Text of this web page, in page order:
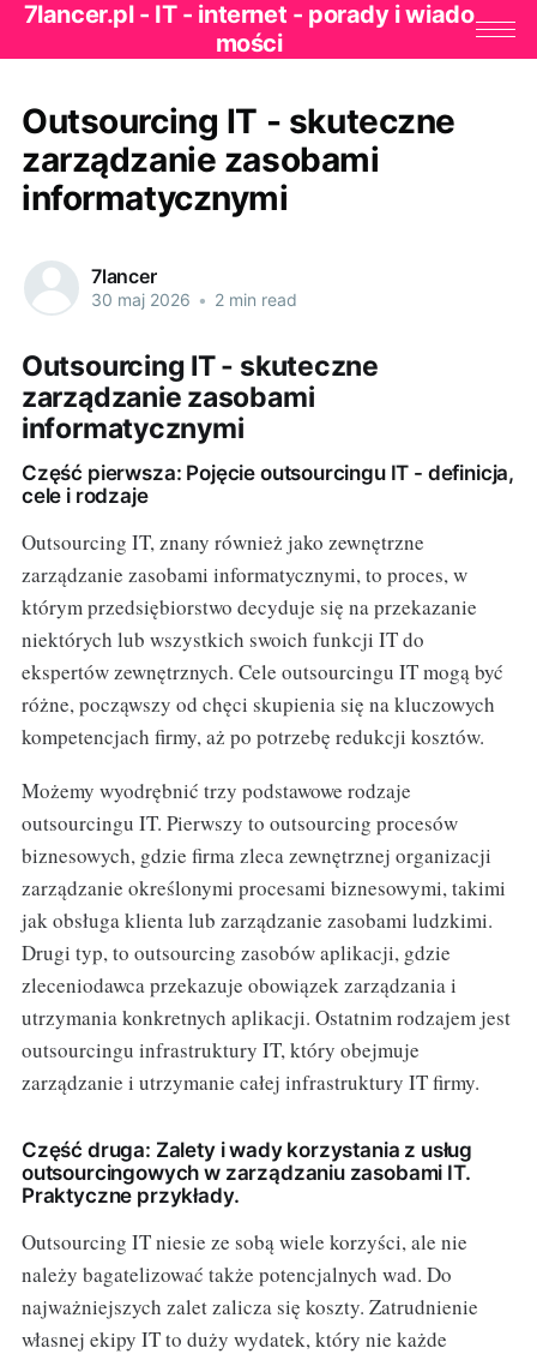
7lancer.pl - IT - internet - porady i wiado
mości
Outsourcing IT - skuteczne
zarządzanie zasobami
informatycznymi
7lancer
30 maj 2026 • 2 min read
Outsourcing IT - skuteczne
zarządzanie zasobami
informatycznymi
Część pierwsza: Pojęcie outsourcingu IT - definicja,
cele i rodzaje
Outsourcing IT, znany również jako zewnętrzne
zarządzanie zasobami informatycznymi, to proces, w
którym przedsiębiorstwo decyduje się na przekazanie
niektórych lub wszystkich swoich funkcji IT do
ekspertów zewnętrznych. Cele outsourcingu IT mogą być
różne, począwszy od chęci skupienia się na kluczowych
kompetencjach firmy, aż po potrzebę redukcji kosztów.
Możemy wyodrębnić trzy podstawowe rodzaje
outsourcingu IT. Pierwszy to outsourcing procesów
biznesowych, gdzie firma zleca zewnętrznej organizacji
zarządzanie określonymi procesami biznesowymi, takimi
jak obsługa klienta lub zarządzanie zasobami ludzkimi.
Drugi typ, to outsourcing zasobów aplikacji, gdzie
zleceniodawca przekazuje obowiązek zarządzania i
utrzymania konkretnych aplikacji. Ostatnim rodzajem jest
outsourcingu infrastruktury IT, który obejmuje
zarządzanie i utrzymanie całej infrastruktury IT firmy.
Część druga: Zalety i wady korzystania z usług
outsourcingowych w zarządzaniu zasobami IT.
Praktyczne przykłady.
Outsourcing IT niesie ze sobą wiele korzyści, ale nie
należy bagatelizować także potencjalnych wad. Do
najważniejszych zalet zalicza się koszty. Zatrudnienie
własnej ekipy IT to duży wydatek, który nie każde